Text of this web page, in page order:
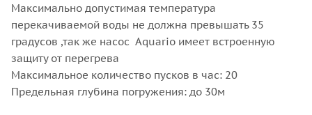
Максимально допустимая температура
перекачиваемой воды не должна превышать 35
градусов ,так же насос Aquario имеет встроенную
защиту от перегрева
Максимальное количество пусков в час: 20
Предельная глубина погружения: до 30м